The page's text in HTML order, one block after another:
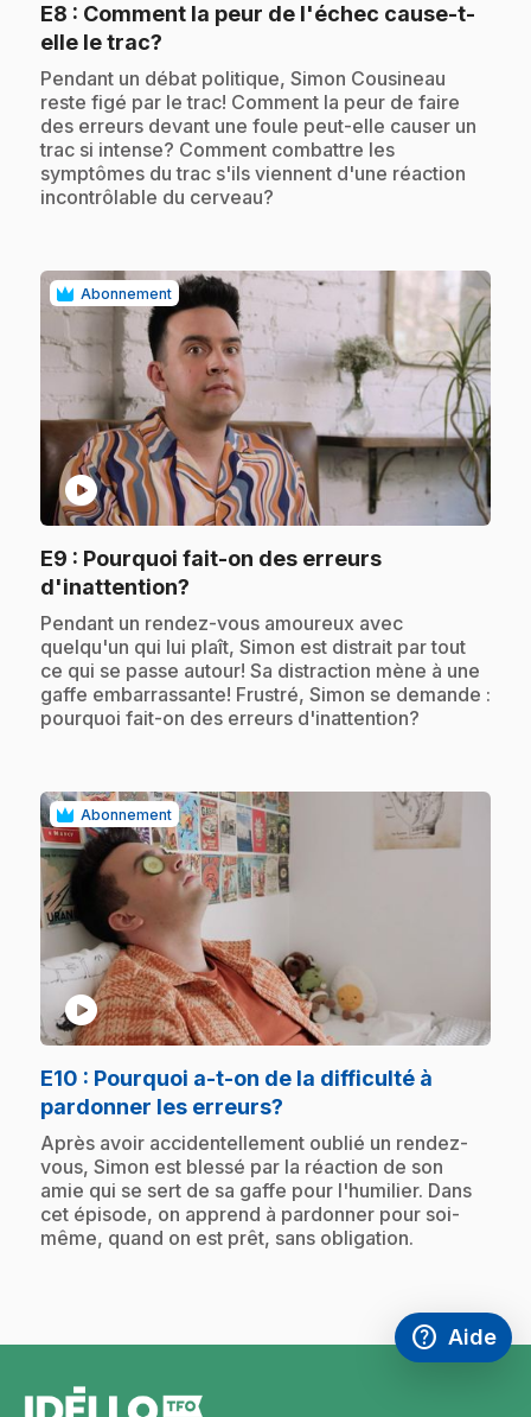
E8 : Comment la peur de l'échec cause-t-
elle le trac?
.Pendant un débat politique, Simon Cousineau
reste figé par le trac! Comment la peur de faire
des erreurs devant une foule peut-elle causer un
trac si intense? Comment combattre les
symptômes du trac s'ils viennent d'une réaction
incontrôlable du cerveau?
Abonnement
play_circle
E9 : Pourquoi fait-on des erreurs
d'inattention?
.Pendant un rendez-vous amoureux avec
quelqu'un qui lui plaît, Simon est distrait par tout
ce qui se passe autour! Sa distraction mène à une
gaffe embarrassante! Frustré, Simon se demande :
pourquoi fait-on des erreurs d'inattention?
Abonnement
play_circle
E10 : Pourquoi a-t-on de la difficulté à
pardonner les erreurs?
.Après avoir accidentellement oublié un rendez-
vous, Simon est blessé par la réaction de son
amie qui se sert de sa gaffe pour l'humilier. Dans
cet épisode, on apprend à pardonner pour soi-
même, quand on est prêt, sans obligation.
help
Accéder à
Aide
,Ce lien